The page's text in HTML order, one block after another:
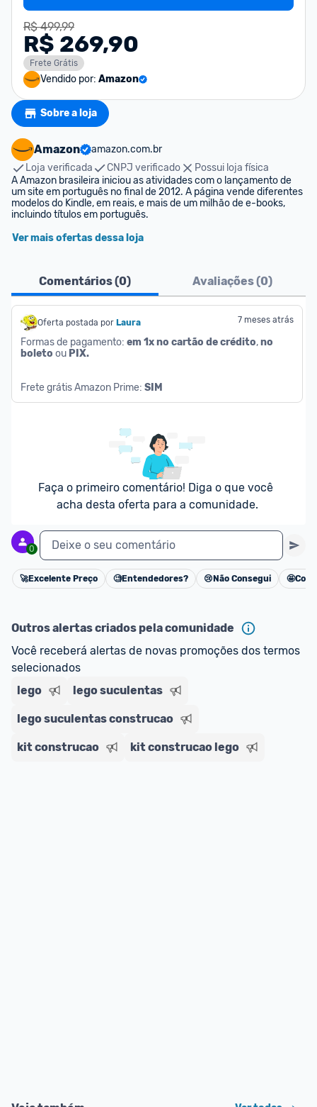
R$ 499,99
R$ 269,90
Frete Grátis
Vendido por: Amazon
Sobre a loja
Amazon
amazon.com.br
Loja verificada
CNPJ verificado
Possui loja física
A Amazon brasileira iniciou as atividades com o lançamento de
um site em português no final de 2012. A página vende diferentes
modelos do Kindle, em reais, e mais de um milhão de e-books,
incluindo títulos em português.
Ver mais ofertas dessa loja
Comentários (0) Avaliações (0)
Oferta postada por Laura 7 meses atrás
Formas de pagamento: em 1x no cartão de crédito, no
boleto ou PIX.
Frete grátis Amazon Prime: SIM
Faça o primeiro comentário! Diga o que você
acha desta oferta para a comunidade.
0 Deixe o seu comentário
Cancelar
🚀Excelente Preço 🧐Entendedores? 😢 Não Consegui 🤩
Outros alertas criados pela comunidade
Você receberá alertas de novas promoções dos termos
selecionados
lego
lego suculentas
lego suculentas construcao
kit construcao kit construcao lego